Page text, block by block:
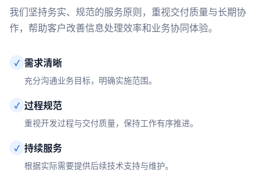
我们坚持务实、规范的服务原则，重视交付质量与长期协
作，帮助客户改善信息处理效率和业务协同体验。
✓ 需求清晰
充分沟通业务目标，明确实施范围。
✓ 过程规范
重视开发过程与交付质量，保持工作有序推进。
✓ 持续服务
根据实际需要提供后续技术支持与维护。